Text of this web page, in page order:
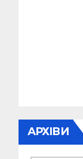
АРХІВИ